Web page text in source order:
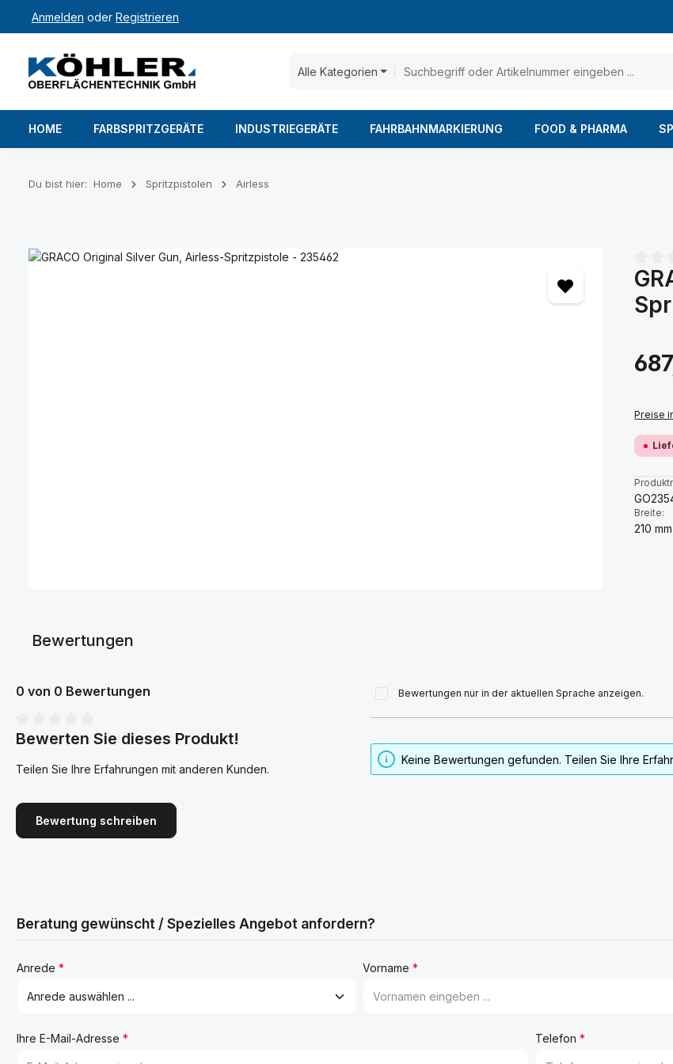
Hauptinhalt springen
Zur Suche springen
Zur Hauptnavigation springen
Anmelden oder Registrieren
Alle Kategorien
HOME FARBSPRITZGERÄTE INDUSTRIEGERÄTE FAHRBAHNMARKIERUNG FOOD & PHARMA
Du bist hier: Home Spritzpistolen Airless
Bildergalerie überspringen
Preise
Breite:
210 mm
Bewertungen
0 von 0 Bewertungen
Durchschnittliche Bewertung von 0 von 5 Sternen
Bewerten Sie dieses Produkt!
Teilen Sie Ihre Erfahrungen mit anderen Kunden.
Bewertung schreiben
Bewertungen nur in der aktuellen Sprache anzeigen.
Keine Bewertungen gefunden. Teilen Sie Ihre
Beratung gewünscht / Spezielles Angebot anfordern?
Anrede * Vorname *
Ihre E-Mail-Adresse * Telefon *